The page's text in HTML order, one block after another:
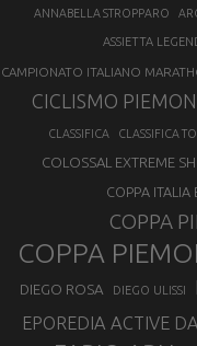
ANNABELLA STROPPARO
ASSIETTA
CAMPIONATO ITALIANO
CICLISMO
CLASSIFICA CLASSIFICA
COLOSSAL EXTREME
COPPA ITALIA
COPPA
COPPA
DIEGO ROSA DIEGO ULISSI
EPOREDIA ACTIVE